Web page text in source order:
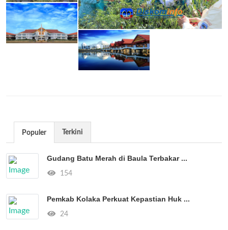
Populer Terkini
Gudang Batu Merah di Baula Terbakar ...
154
Pemkab Kolaka Perkuat Kepastian Huk ...
24